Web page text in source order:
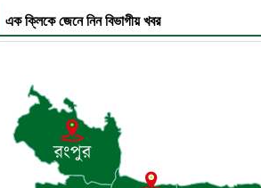
৭। দাউদকান্দিতে মুচি সম্প্রদায়ের
খোঁজখবর নিলেন ড. খন্দকার মারুফ
হোসেন
এক ক্লিকে জেনে নিন বিভাগীয় খবর